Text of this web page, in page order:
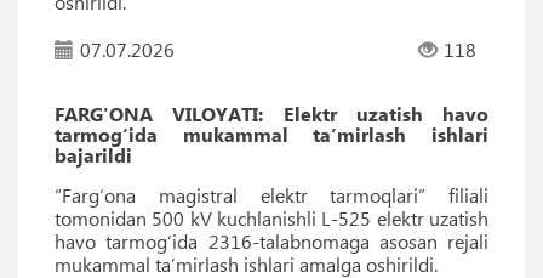
07.07.2026
118
FARG'ONA VILOYATI: Elektr uzatish havo
tarmog‘ida mukammal ta’mirlash ishlari
bajarildi
“Farg‘ona magistral elektr tarmoqlari” filiali
tomonidan 500 kV kuchlanishli L-525 elektr uzatish
havo tarmog‘ida 2316-talabnomaga asosan rejali
mukammal ta’mirlash ishlari amalga oshirildi.